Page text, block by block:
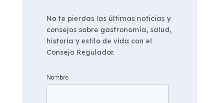
No te pierdas las últimas noticias y
consejos sobre gastronomía, salud,
historia y estilo de vida con el
Consejo Regulador.